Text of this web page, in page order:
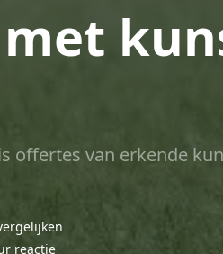
offertes van erkende
reactie